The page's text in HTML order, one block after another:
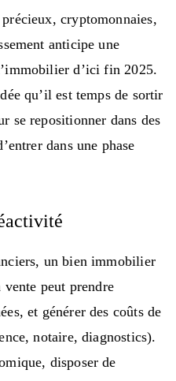
cryptomonnaies,
anticipe une
d’ici fin 2025.
qu’il est temps de sortir
se repositionner dans des
dans une phase
un bien immobilier
peut prendre
et générer des coûts de
notaire, diagnostics).
disposer de